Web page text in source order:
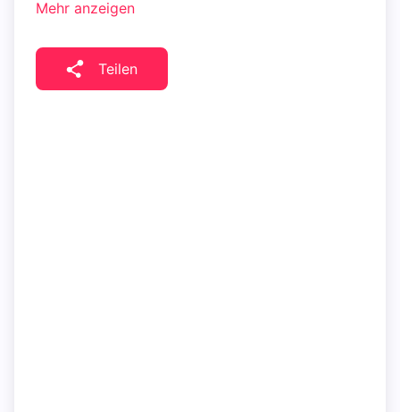
Mehr anzeigen
Teilen